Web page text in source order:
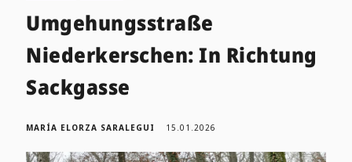
Umgehungsstraße
Niederkerschen: In Richtung
Sackgasse
MARÍA ELORZA SARALEGUI 15.01.2026